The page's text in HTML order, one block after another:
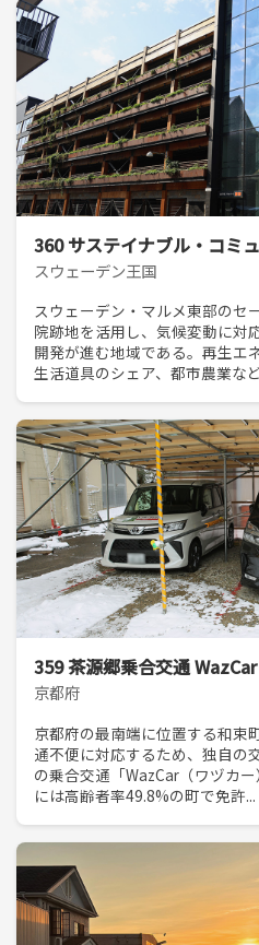
360 サステイナブル・コミ
スウェーデン王国
スウェーデン・マルメ東部のセ
院跡地を活用し、気候変動に対
開発が進む地域である。再生エ
生活道具のシェア、都市農業な
359 茶源郷乗合交通 WazCar
京都府
京都府の最南端に位置する和束
通不便に対応するため、独自の
の乗合交通「WazCar（ワヅカ
には高齢者率49.8%の町で免許...